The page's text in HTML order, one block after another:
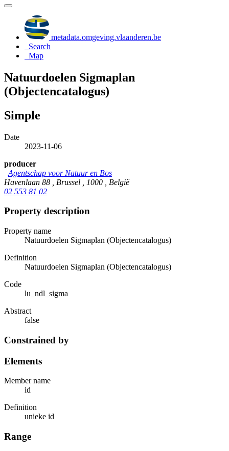
metadata.omgeving.vlaanderen.be
Search
Map
Natuurdoelen Sigmaplan
(Objectencatalogus)
Simple
Date
2023-11-06
producer
Agentschap voor Natuur en Bos
Havenlaan 88 , Brussel , 1000 , België
02 553 81 02
Property description
Property name
Natuurdoelen Sigmaplan (Objectencatalogus)
Definition
Natuurdoelen Sigmaplan (Objectencatalogus)
Code
lu_ndl_sigma
Abstract
false
Constrained by
Elements
Member name
id
Definition
unieke id
Range